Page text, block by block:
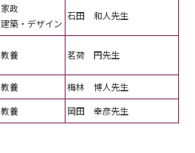
家政
建築・デザイン
石田 和人先生
教養 茗荷 円先生
教養
梅林 博人先生
教養 岡田 幸彦先生